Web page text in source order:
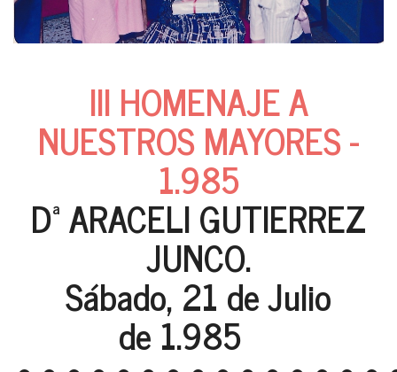
III HOMENAJE A
NUESTROS MAYORES -
1.985
Dª ARACELI GUTIERREZ
JUNCO.
Sábado, 21 de Julio
de 1.985